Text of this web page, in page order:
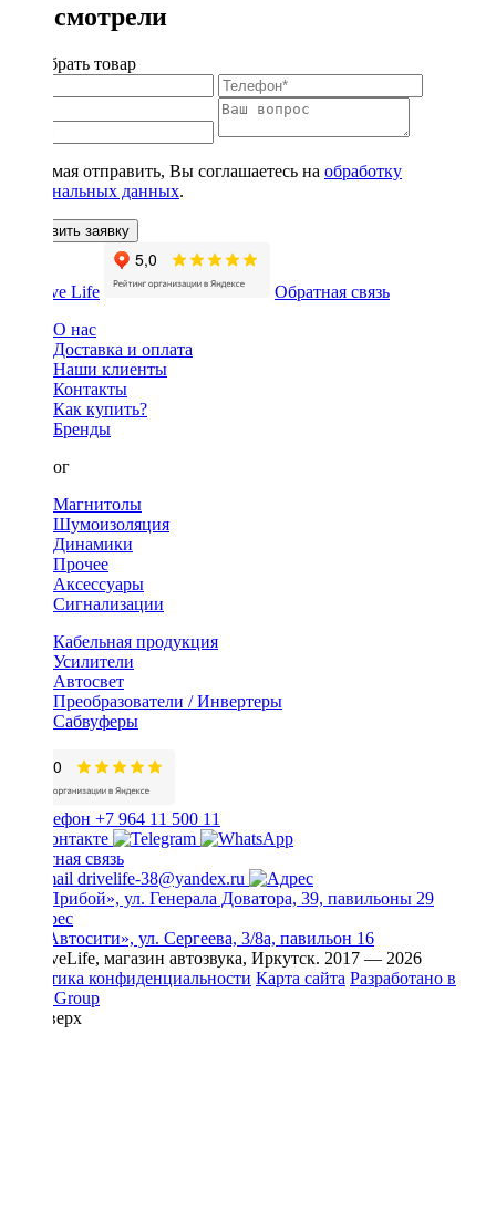
Вы смотрели
Подобрать товар
Нажимая отправить, Вы соглашаетесь на обработку
персональных данных.
Оставить заявку
Обратная связь
О нас
Доставка и оплата
Наши клиенты
Контакты
Как купить?
Бренды
Каталог
Магнитолы
Шумоизоляция
Динамики
Прочее
Аксессуары
Сигнализации
Кабельная продукция
Усилители
Автосвет
Преобразователи / Инвертеры
Сабвуферы
+7 964 11 500 11
Обратная связь
drivelife-38@yandex.ru
ТЦ «Прибой», ул. Генерала Доватора, 39, павильоны 29
ТЦ «Автосити», ул. Сергеева, 3/8а, павильон 16
© DriveLife, магазин автозвука, Иркутск. 2017 — 2026
Политика конфиденциальности Карта сайта Разработано в
Prime Group